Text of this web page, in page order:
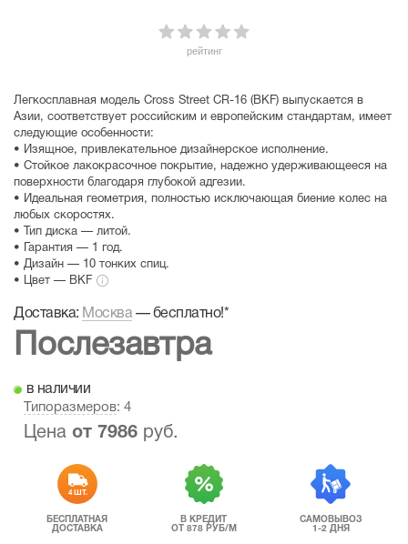
рейтинг
Легкосплавная модель Cross Street CR-16 (BKF) выпускается в
Азии, соответствует российским и европейским стандартам, имеет
следующие особенности:
• Изящное, привлекательное дизайнерское исполнение.
• Стойкое лакокрасочное покрытие, надежно удерживающееся на
поверхности благодаря глубокой адгезии.
• Идеальная геометрия, полностью исключающая биение колес на
любых скоростях.
• Тип диска — литой.
• Гарантия — 1 год.
• Дизайн — 10 тонких спиц.
• Цвет — BKF
Доставка: Москва— бесплатно!*
Послезавтра
в наличии
Типоразмеров: 4
Цена от 7986 руб.
4 ШТ.
БЕСПЛАТНАЯ
ДОСТАВКА
В КРЕДИТ
ОТ 878 РУБ/М
САМОВЫВОЗ
1-2 ДНЯ